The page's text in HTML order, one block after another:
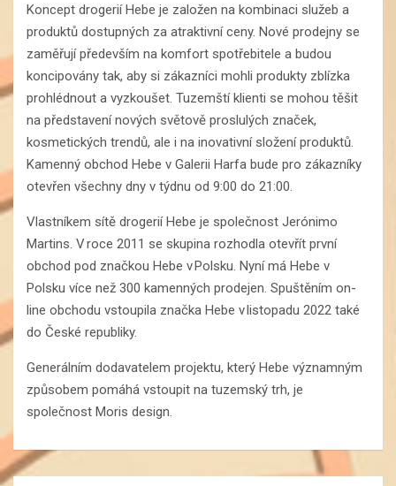
Koncept drogerií Hebe je založen na kombinaci služeb a
produktů dostupných za atraktivní ceny. Nové prodejny se
zaměřují především na komfort spotřebitele a budou
koncipovány tak, aby si zákazníci mohli produkty zblízka
prohlédnout a vyzkoušet. Tuzemští klienti se mohou těšit
na představení nových světově proslulých značek,
kosmetických trendů, ale i na inovativní složení produktů.
Kamenný obchod Hebe v Galerii Harfa bude pro zákazníky
otevřen všechny dny v týdnu od 9:00 do 21:00.
Vlastníkem sítě drogerií Hebe je společnost Jerónimo
Martins. V roce 2011 se skupina rozhodla otevřít první
obchod pod značkou Hebe v Polsku. Nyní má Hebe v
Polsku více než 300 kamenných prodejen. Spuštěním on-
line obchodu vstoupila značka Hebe v listopadu 2022 také
do České republiky.
Generálním dodavatelem projektu, který Hebe významným
způsobem pomáhá vstoupit na tuzemský trh, je
společnost Moris design.